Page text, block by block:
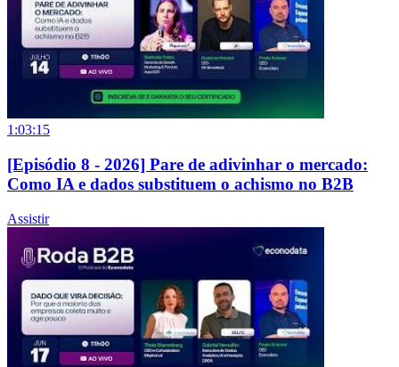
1:03:15
[Episódio 8 - 2026] Pare de adivinhar o mercado:
Como IA e dados substituem o achismo no B2B
Assistir